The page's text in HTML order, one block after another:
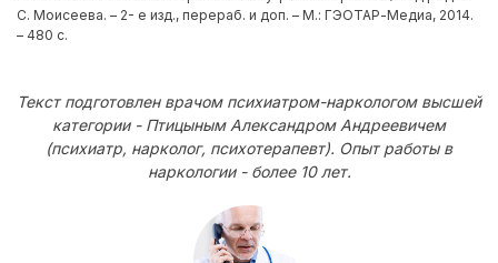
С. Моисеева. – 2- е изд., перераб. и доп. – М.: ГЭОТАР-Медиа, 2014.
– 480 с.
Текст подготовлен врачом психиатром-наркологом высшей
категории - Птицыным Александром Андреевичем
(психиатр, нарколог, психотерапевт). Опыт работы в
наркологии - более 10 лет.